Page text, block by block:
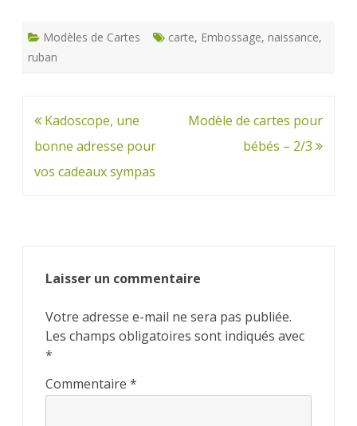
Modèles de Cartes carte, Embossage, naissance,
ruban
Navigation
de
l’article
Kadoscope, une
bonne adresse pour
vos cadeaux sympas
Modèle de cartes pour
bébés – 2/3
Laisser un commentaire
Votre adresse e-mail ne sera pas publiée.
Les champs obligatoires sont indiqués avec
*
Commentaire *